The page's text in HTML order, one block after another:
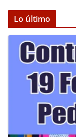
Lo último